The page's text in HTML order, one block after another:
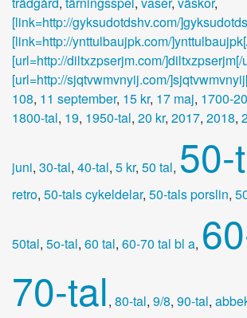
[link=http://gyksudotdshv.com/
[link=http://ynttulbaujpk.com/
[url=http://diltxzpserjm.com/]diltxzpserjm[/
[url=http://sjqtvwmvnyij.com/
108, 11 september, 15 kr, 17 maj, 1700-
1800-tal, 19, 1950-tal, 20 kr, 2017, 2018,
juni, 30-tal, 40-tal, 5 kr, 50 tal, 50-
retro, 50-tals cykeldelar, 50-tals porslin,
50tal, 5o-tal, 60 tal, 60-70 tal bl a,
70-tal, 80-tal, 9/8, 90-tal,